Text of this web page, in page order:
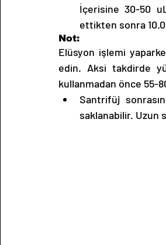
İçerisine 30-50
ettikten sonra
Not:
Elüsyon işlemi
edin. Aksi takdirde
kullanmadan önce 55-
Santrifüj
saklanabilir. Uzun